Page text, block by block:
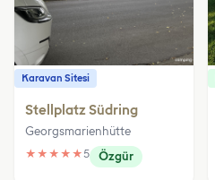
Karavan Sitesi
Stellplatz Südring
Georgsmarienhütte
★ ★ ★ ★ ★5 Özgür